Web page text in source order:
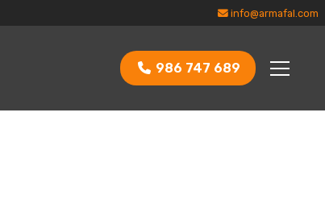
info@armafal.com
986 747 689